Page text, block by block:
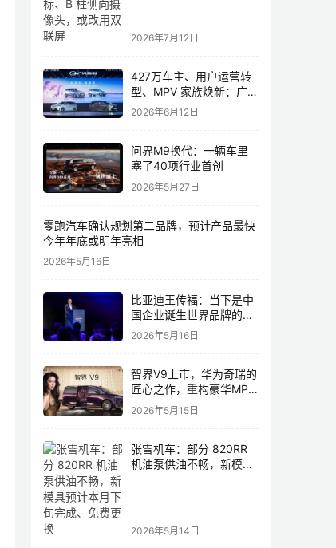
2026年7月12日
427万车主、用户运营转
型、MPV 家族焕新：广汽
传祺书写新传奇
2026年6月12日
问界M9换代：一辆车里
塞了40项行业首创
2026年5月27日
零跑汽车确认规划第二品牌，预计产品最快
今年年底或明年亮相
2026年5月16日
比亚迪王传福：当下是中
国企业诞生世界品牌的最
佳历史机遇，尤其是制造
2026年5月16日
智界V9上市，华为奇瑞的
匠心之作，重构豪华MPV
市场格局
2026年5月15日
张雪机车：部分 820RR
机油泵供油不畅，新模具
2026年5月14日